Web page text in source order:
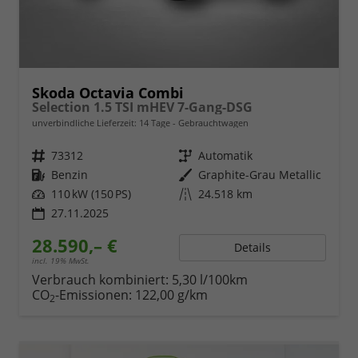
Skoda Octavia Combi
Selection 1.5 TSI mHEV 7-Gang-DSG
unverbindliche Lieferzeit: 14 Tage Gebrauchtwagen
Fahrzeugnr. 73312 Getriebe Automatik
Kraftstoff Benzin Außenfarbe Graphite-Grau Metallic
Leistung 110 kW (150 PS) Kilometerstand 24.518 km
27.11.2025
28.590,– €
incl. 19% MwSt.
Details
Verbrauch kombiniert: 5,30 l/100km
CO2-Emissionen: 122,00 g/km